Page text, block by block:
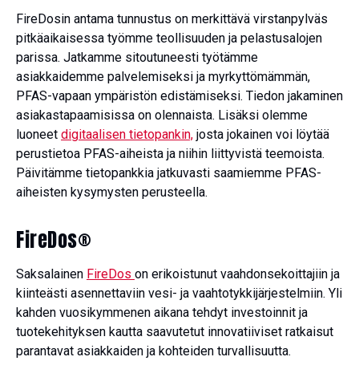
FireDosin antama tunnustus on merkittävä virstanpylväs
pitkäaikaisessa työmme teollisuuden ja pelastusalojen
parissa. Jatkamme sitoutuneesti työtämme
asiakkaidemme palvelemiseksi ja myrkyttömämmän,
PFAS-vapaan ympäristön edistämiseksi. Tiedon jakaminen
asiakastapaamisissa on olennaista. Lisäksi olemme
luoneet digitaalisen tietopankin, josta jokainen voi löytää
perustietoa PFAS-aiheista ja niihin liittyvistä teemoista.
Päivitämme tietopankkia jatkuvasti saamiemme PFAS-
aiheisten kysymysten perusteella.
FireDos®
Saksalainen FireDos on erikoistunut vaahdonsekoittajiin ja
kiinteästi asennettaviin vesi- ja vaahtotykkijärjestelmiin. Yli
kahden vuosikymmenen aikana tehdyt investoinnit ja
tuotekehityksen kautta saavutetut innovatiiviset ratkaisut
parantavat asiakkaiden ja kohteiden turvallisuutta.